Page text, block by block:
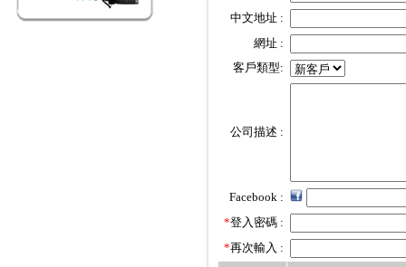
中文地址 :
網址 :
客戶類型:
公司描述 :
Facebook :
*登入密碼 :
*再次輸入 :